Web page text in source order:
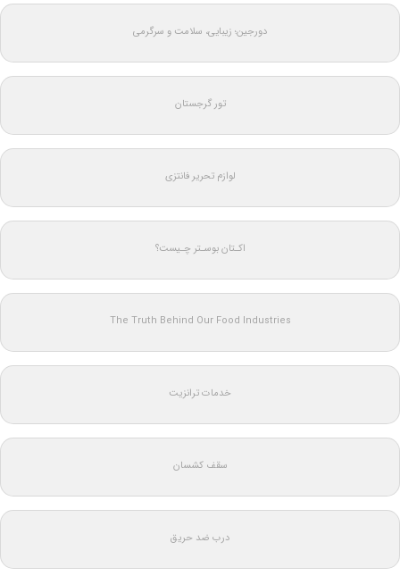
دورجین؛ زیبایی، سلامت و سرگرمی
تور گرجستان
لوازم تحریر فانتزی
اکـتان بوسـتر چـیست؟
The Truth Behind Our Food Industries
خدمات ترانزیت
سقف کشسان
درب ضد حریق